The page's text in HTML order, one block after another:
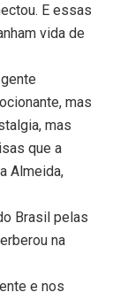
E essas
vida de
mas
mas
que a
Almeida,
Brasil pelas
na
e nos